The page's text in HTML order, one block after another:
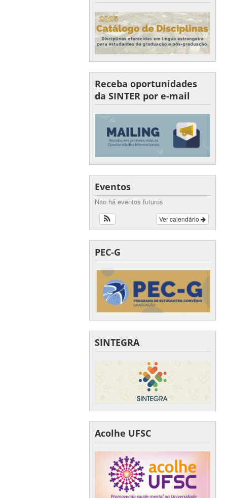
Receba oportunidades
da SINTER por e-mail
Eventos
Não há eventos futuros
Ver calendário
PEC-G
SINTEGRA
Acolhe UFSC